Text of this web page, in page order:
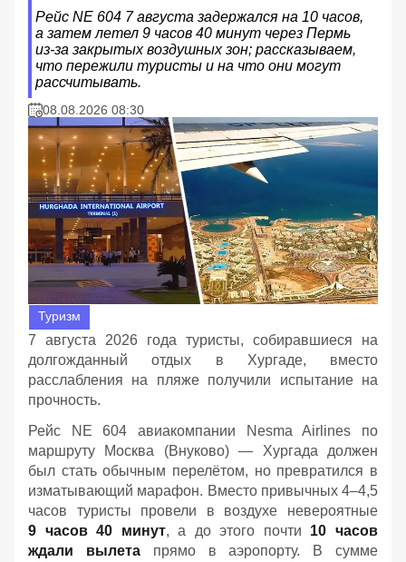
Рейс NE 604 7 августа задержался на 10 часов,
а затем летел 9 часов 40 минут через Пермь
из‑за закрытых воздушных зон; рассказываем,
что пережили туристы и на что они могут
рассчитывать.
08.08.2026 08:30
Туризм
7 августа 2026 года туристы, собиравшиеся на
долгожданный отдых в Хургаде, вместо
расслабления на пляже получили испытание на
прочность.
Рейс NE 604 авиакомпании Nesma Airlines по
маршруту Москва (Внуково) — Хургада должен
был стать обычным перелётом, но превратился в
изматывающий марафон. Вместо привычных 4–4,5
часов туристы провели в воздухе невероятные
9 часов 40 минут, а до этого почти 10 часов
ждали вылетапрямо в аэропорту. В сумме